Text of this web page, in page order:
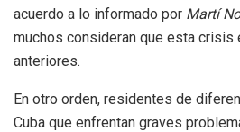
acuerdo a lo informado por Martí
muchos consideran que esta crisis
anteriores.
En otro orden, residentes de
Cuba que enfrentan graves